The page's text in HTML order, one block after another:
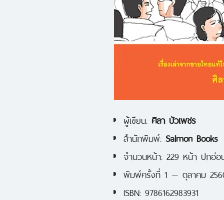
ผู้เขียน: ศิลา บัวเพชร
สำนักพิมพ์: Salmon Books
จำนวนหน้า: 229 หน้า ปกอ่อ
พิมพ์ครั้งที่ 1 — ตุลาคม
ISBN: 9786162983931